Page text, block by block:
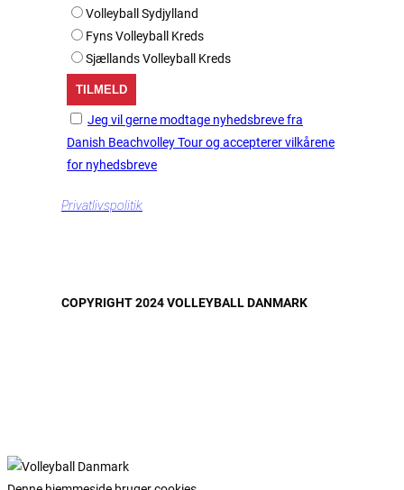
Volleyball Sydjylland
Fyns Volleyball Kreds
Sjællands Volleyball Kreds
Jeg vil gerne modtage nyhedsbreve fra
Danish Beachvolley Tour og accepterer vilkårene
for nyhedsbreve
Privatlivspolitik
COPYRIGHT 2024 VOLLEYBALL DANMARK